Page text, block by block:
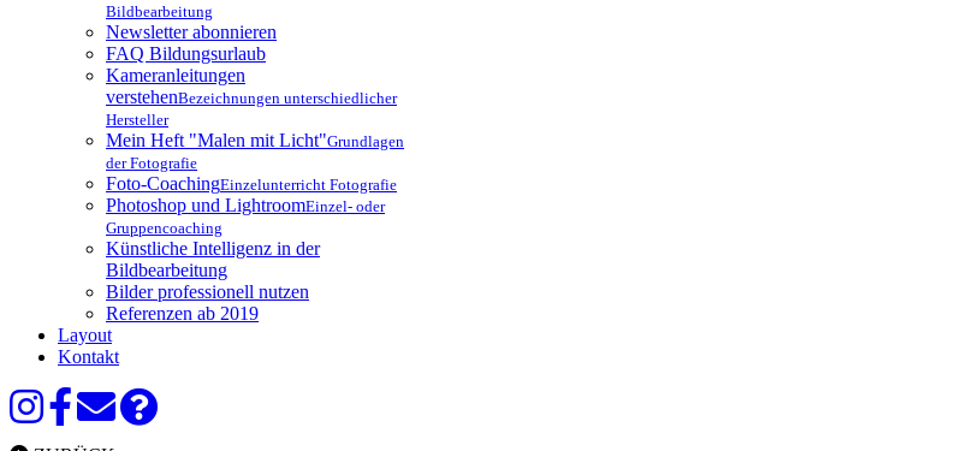
Bildbearbeitung
Newsletter abonnieren
FAQ Bildungsurlaub
Kameranleitungen
verstehenBezeichnungen unterschiedlicher
Hersteller
Mein Heft "Malen mit Licht"Grundlagen
der Fotografie
Foto-CoachingEinzelunterricht Fotografie
Photoshop und LightroomEinzel- oder
Gruppencoaching
Künstliche Intelligenz in der
Bildbearbeitung
Bilder professionell nutzen
Referenzen ab 2019
Layout
Kontakt